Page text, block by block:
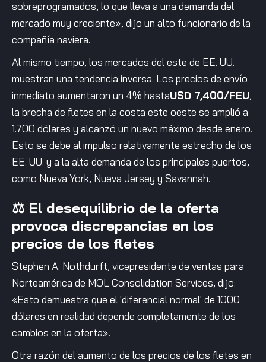
sobreprogramados, lo que lleva a una demanda del
mercado muy creciente», dijo un alto funcionario de la
compañía naviera.
Al mismo tiempo, los mercados del este de EE. UU.
muestran una tendencia inversa. Los precios de envío
inmediato aumentaron un 4% hastaUSD 7,400/FEU,
la brecha de fletes en la costa este oeste se amplió a
1.700 dólares y alcanzó un nuevo máximo desde enero.
Esto se debe al impulso relativamente estrecho de los
EE. UU. y a la alta demanda de los principales puertos,
como Nueva York, Nueva Jersey y Savannah.
⚖️ El desequilibrio de la oferta
provoca discrepancias en los
precios de los fletes
Stephen A. Nothdurft, vicepresidente de ventas para
Norteamérica de MOL Consolidation Services, dijo:
«Esto demuestra que el 'diferencial normal' de 1000
dólares en realidad depende completamente de los
cambios en la oferta».
Otra razón del aumento de los precios de los fletes en